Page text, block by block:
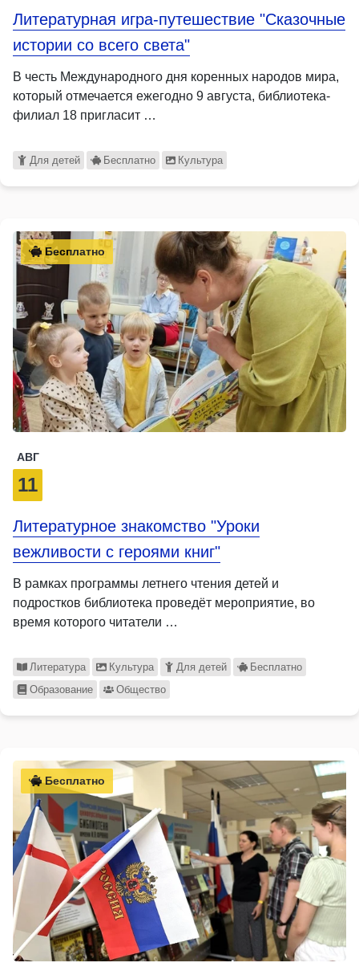
Литературная игра-путешествие "Сказочные
истории со всего света"
В честь Международного дня коренных народов мира,
который отмечается ежегодно 9 августа, библиотека-
филиал 18 пригласит …
Для детей Бесплатно Культура
Бесплатно
АВГ
11
Литературное знакомство "Уроки
вежливости с героями книг"
В рамках программы летнего чтения детей и
подростков библиотека проведёт мероприятие, во
время которого читатели …
Литература Культура Для детей
Бесплатно
Образование
Общество
Бесплатно